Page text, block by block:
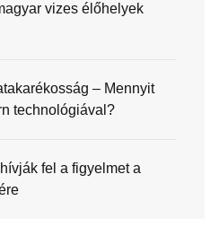
vizes élőhelyek
– Mennyit
technológiával?
fel a figyelmet a